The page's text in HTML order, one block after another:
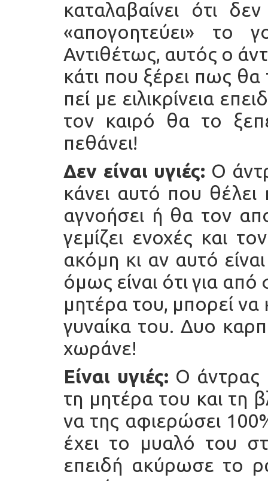
καταλαβαίνει ότι
«απογοητεύει» το
Αντιθέτως, αυτός ο
κάτι που ξέρει πως
πεί με ειλικρίνεια
τον καιρό θα το
πεθάνει!
Δεν είναι υγιές: Ο
κάνει αυτό που
αγνοήσει ή θα τον
γεμίζει ενοχές και
ακόμη κι αν αυτό
όμως είναι ότι για
μητέρα του, μπορεί να
γυναίκα του. Δυο
χωράνε!
Είναι υγιές: Ο άντρας
τη μητέρα του και τη
να της αφιερώσει
έχει το μυαλό του
επειδή ακύρωσε το